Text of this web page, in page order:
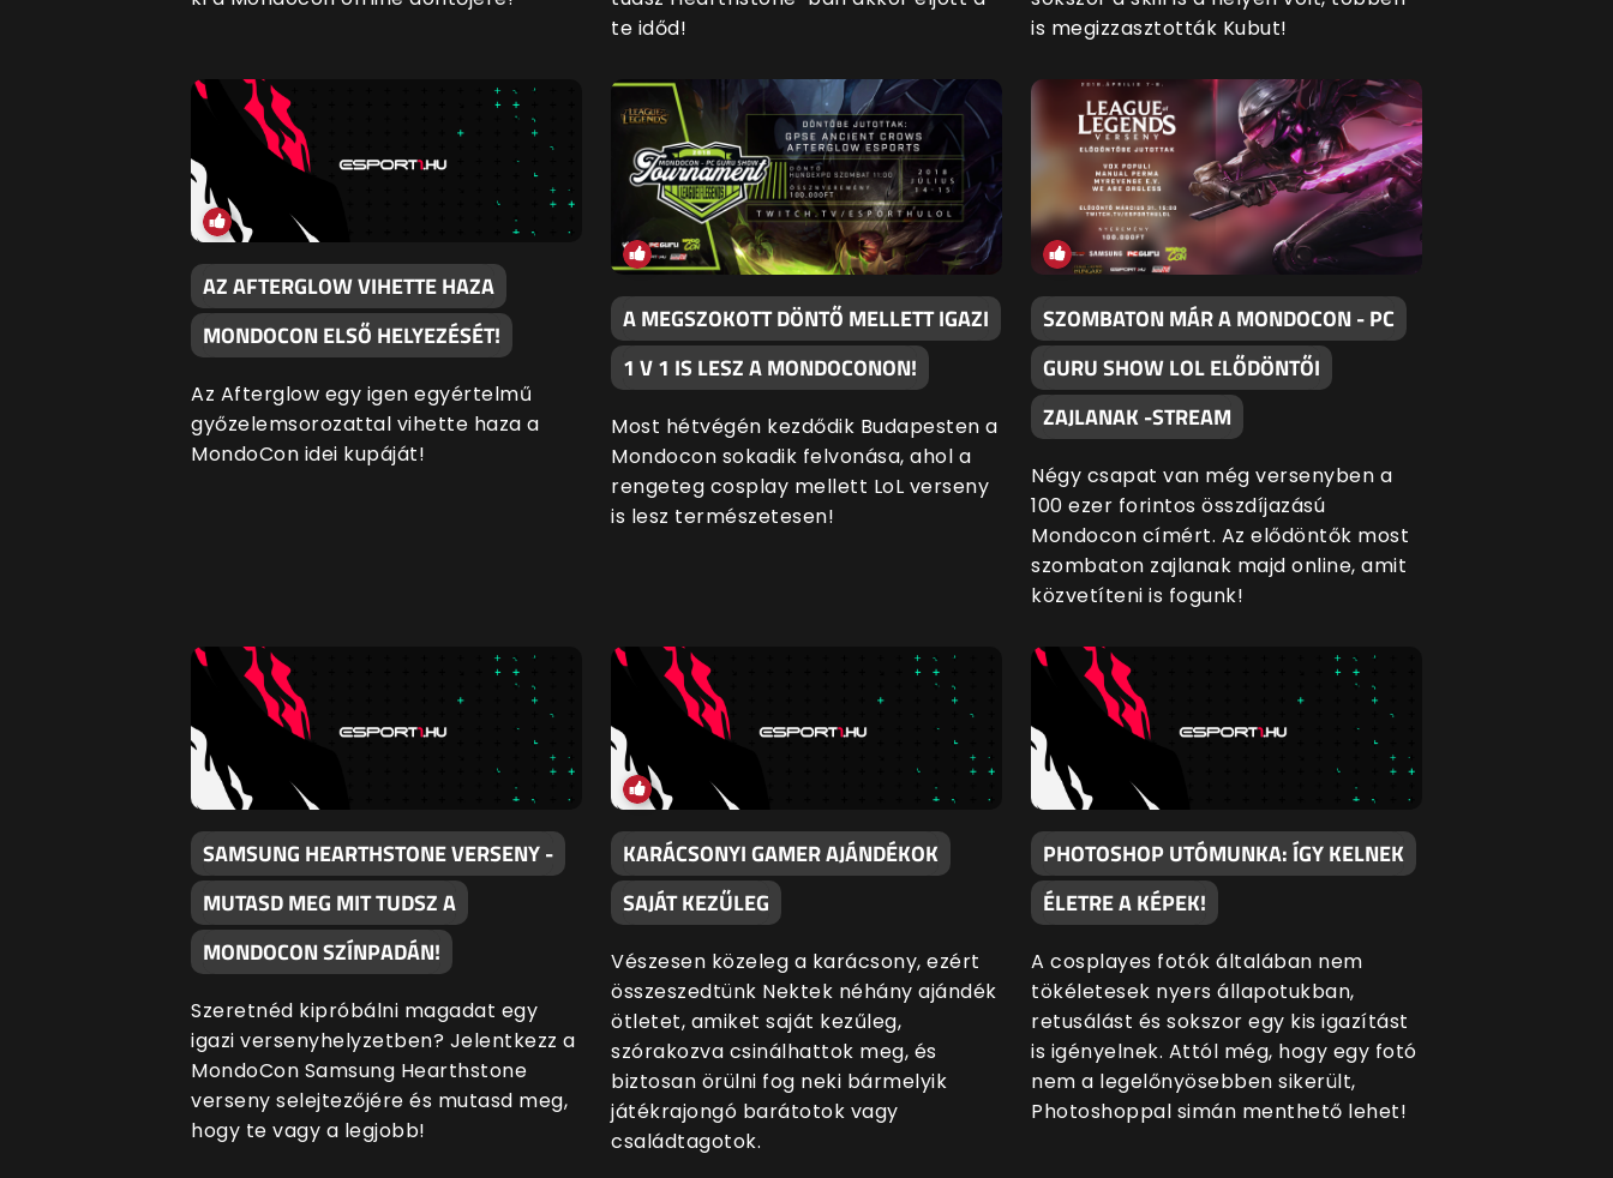
te időd!
is megizzasztották Kubut!
AZ AFTERGLOW VIHETTE HAZA
MONDOCON ELSŐ HELYEZÉSÉT!
Az Afterglow egy igen egyértelmű
győzelemsorozattal vihette haza a
MondoCon idei kupáját!
A MEGSZOKOTT DÖNTŐ MELLETT IGAZI
1 V 1 IS LESZ A MONDOCONON!
Most hétvégén kezdődik Budapesten a
Mondocon sokadik felvonása, ahol a
rengeteg cosplay mellett LoL verseny
is lesz természetesen!
SZOMBATON MÁR A MONDOCON - PC
GURU SHOW LOL ELŐDÖNTŐI
ZAJLANAK -STREAM
Négy csapat van még versenyben a
100 ezer forintos összdíjazású
Mondocon címért. Az elődöntők most
szombaton zajlanak majd online, amit
közvetíteni is fogunk!
SAMSUNG HEARTHSTONE VERSENY -
MUTASD MEG MIT TUDSZ A
MONDOCON SZÍNPADÁN!
Szeretnéd kipróbálni magadat egy
igazi versenyhelyzetben? Jelentkezz a
MondoCon Samsung Hearthstone
verseny selejtezőjére és mutasd meg,
hogy te vagy a legjobb!
KARÁCSONYI GAMER AJÁNDÉKOK
SAJÁT KEZŰLEG
Vészesen közeleg a karácsony, ezért
összeszedtünk Nektek néhány ajándék
ötletet, amiket saját kezűleg,
szórakozva csinálhattok meg, és
biztosan örülni fog neki bármelyik
játékrajongó barátotok vagy
családtagotok.
PHOTOSHOP UTÓMUNKA: ÍGY KELNEK
ÉLETRE A KÉPEK!
A cosplayes fotók általában nem
tökéletesek nyers állapotukban,
retusálást és sokszor egy kis igazítást
is igényelnek. Attól még, hogy egy fotó
nem a legelőnyösebben sikerült,
Photoshoppal simán menthető lehet!